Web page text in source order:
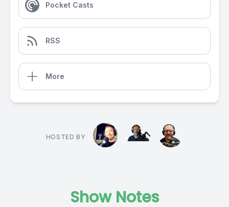
Pocket Casts
RSS
More
HOSTED BY
Show Notes